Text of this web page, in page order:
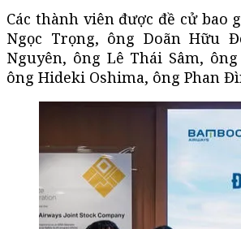
Các thành viên được đề cử bao
Ngọc Trọng, ông Doãn Hữu
Nguyên, ông Lê Thái Sâm,
ông Hideki Oshima, ông Phan